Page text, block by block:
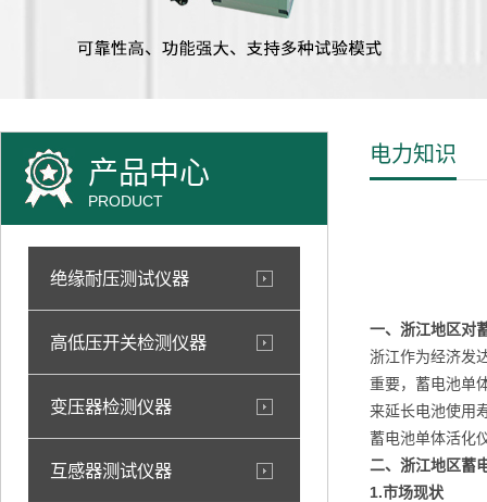
产品中心
PRODUCT
绝缘耐压测试仪器
高低压开关检测仪器
变压器检测仪器
互感器测试仪器
电力知识
一、浙江地区对
浙江作为经济发
重要，蓄电池单
来延长电池使用
蓄电池单体活化
二、浙江地区蓄
1.市场现状